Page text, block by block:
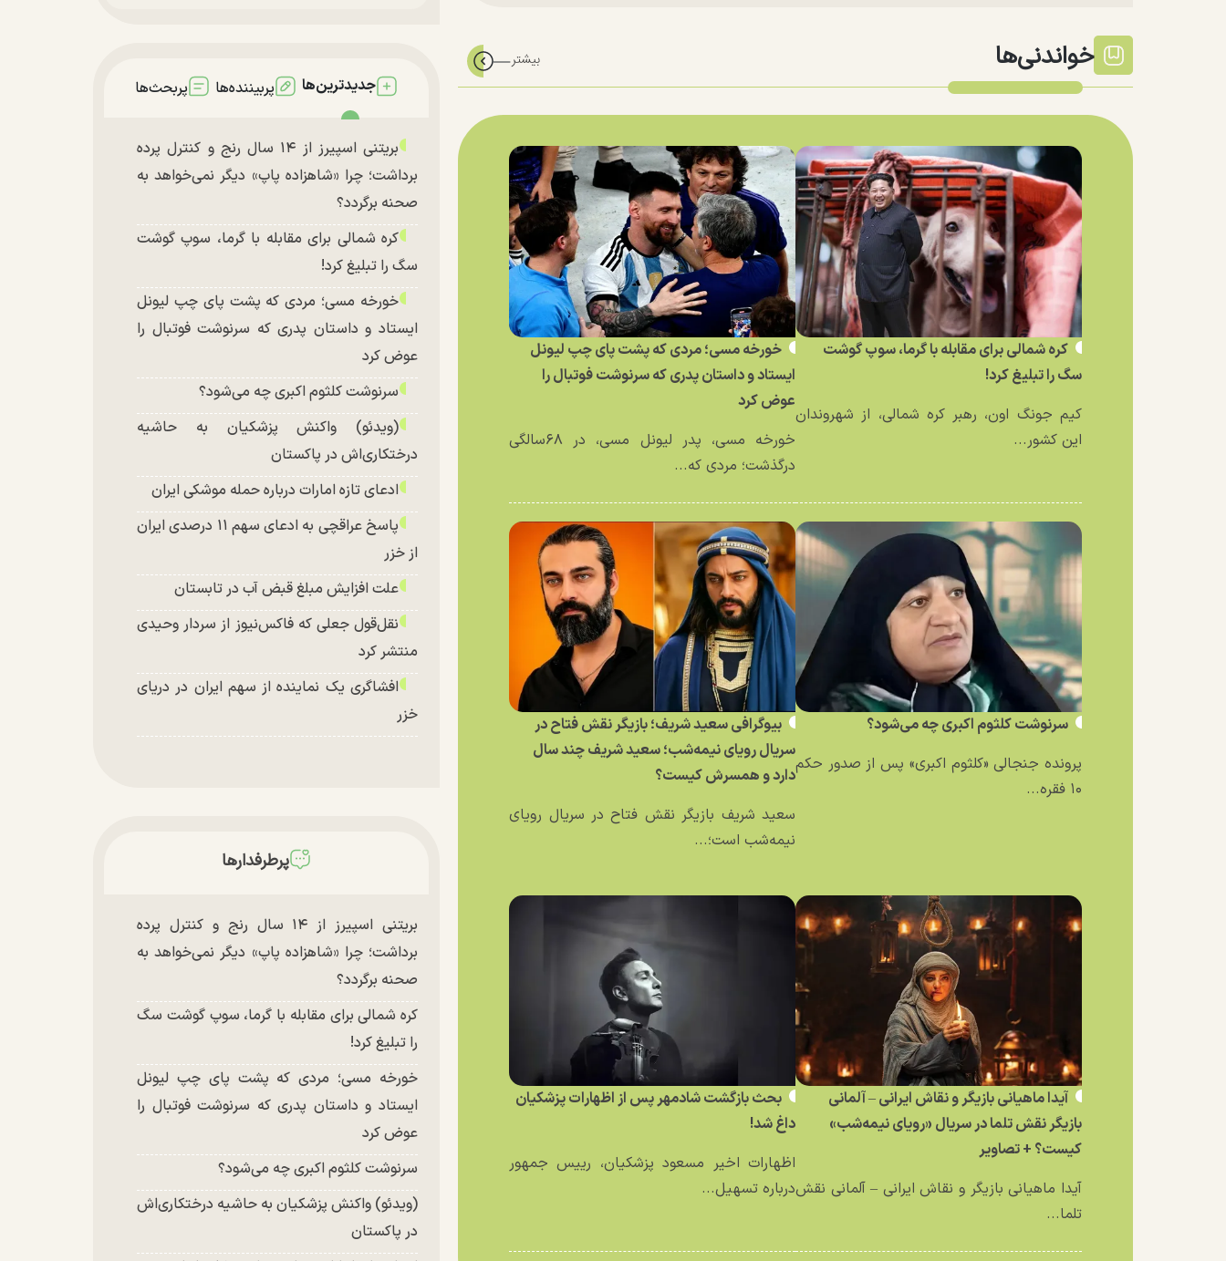
خواندنی‌ها
کره شمالی برای مقابله با گرما، سوپ گوشت
سگ را تبلیغ کرد!
کیم جونگ اون، رهبر کره شمالی، از شهروندان
این کشور...
خورخه مسی؛ مردی که پشت پای چپ لیونل
ایستاد و داستان پدری که سرنوشت فوتبال را
عوض کرد
خورخه مسی، پدر لیونل مسی، در ۶۸سالگی
درگذشت؛ مردی که...
سرنوشت کلثوم اکبری چه می‌شود؟
پرونده جنجالی «کلثوم اکبری» پس از صدور حکم
۱۰ فقره...
بیوگرافی سعید شریف؛ بازیگر نقش فتاح در
سریال رویای نیمه‌شب؛ سعید شریف چند سال
دارد و همسرش کیست؟
سعید شریف بازیگر نقش فتاح در سریال رویای
نیمه‌شب است؛...
آیدا ماهیانی بازیگر و نقاش ایرانی – آلمانی
بازیگر نقش تلما در سریال «رویای نیمه‌شب»
کیست؟ + تصاویر
آیدا ماهیانی بازیگر و نقاش ایرانی – آلمانی نقش
تلما...
بحث بازگشت شادمهر پس از اظهارات پزشکیان
داغ شد!
اظهارات اخیر مسعود پزشکیان، رییس جمهور
درباره تسهیل...
جدیدترین‌ها پربیننده‌ها پربحث‌ها
بریتنی اسپیرز از ۱۴ سال رنج و کنترل پرده
برداشت؛ چرا «شاهزاده پاپ» دیگر نمی‌خواهد به
صحنه برگردد؟
کره شمالی برای مقابله با گرما، سوپ گوشت
سگ را تبلیغ کرد!
خورخه مسی؛ مردی که پشت پای چپ لیونل
ایستاد و داستان پدری که سرنوشت فوتبال را
عوض کرد
سرنوشت کلثوم اکبری چه می‌شود؟
(ویدئو) واکنش پزشکیان به حاشیه
درختکاری‌اش در پاکستان
ادعای تازه امارات درباره حمله موشکی ایران
پاسخ عراقچی به ادعای سهم ۱۱ درصدی ایران
از خزر
علت افزایش مبلغ قبض آب در تابستان
نقل‌قول جعلی که فاکس‌نیوز از سردار وحیدی
منتشر کرد
افشاگری یک نماینده از سهم ایران در دریای
خزر
پرطرفدارها
بریتنی اسپیرز از ۱۴ سال رنج و کنترل پرده
برداشت؛ چرا «شاهزاده پاپ» دیگر نمی‌خواهد به
صحنه برگردد؟
کره شمالی برای مقابله با گرما، سوپ گوشت سگ
را تبلیغ کرد!
خورخه مسی؛ مردی که پشت پای چپ لیونل
ایستاد و داستان پدری که سرنوشت فوتبال را
عوض کرد
سرنوشت کلثوم اکبری چه می‌شود؟
(ویدئو) واکنش پزشکیان به حاشیه درختکاری‌اش
در پاکستان